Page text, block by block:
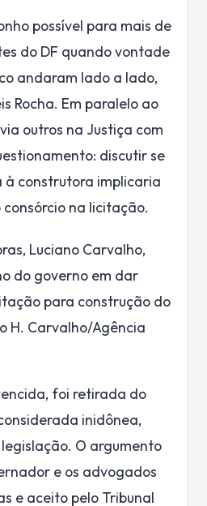
possível para mais de
do DF quando vontade
andaram lado a lado,
Rocha. Em paralelo ao
outros na Justiça com
discutir se
construtora implicaria
na licitação.
Luciano Carvalho,
do governo em dar
para construção do
H. Carvalho/Agência
foi retirada do
inidônea,
O argumento
e os advogados
e aceito pelo Tribunal